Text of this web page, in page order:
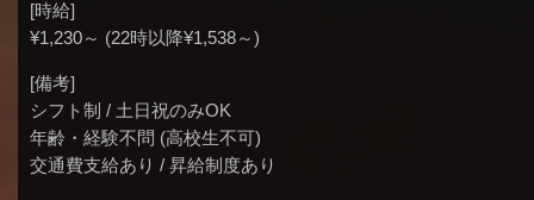
[時給]
¥1,230～ (22時以降¥1,538～)
[備考]
シフト制 / 土日祝のみOK
年齢・経験不問 (高校生不可)
交通費支給あり / 昇給制度あり